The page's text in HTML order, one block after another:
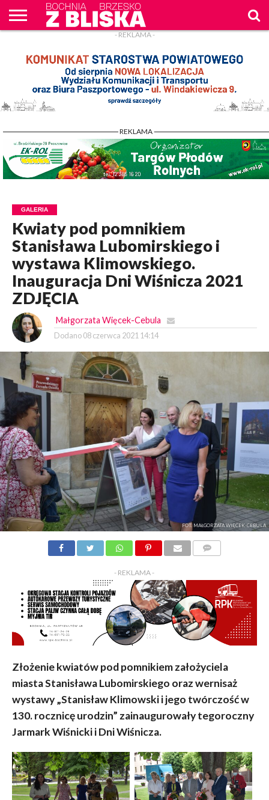
WPROST
REKLAM
- REKLAMA -
- REKLAMA -
GALERIA
Kwiaty pod pomnikiem
Stanisława Lubomirskiego i
wystawa Klimowskiego.
Inauguracja Dni Wiśnicza 2021
ZDJĘCIA
Małgorzata Więcek-Cebula
Dodano 08 czerwca 2021 14:14
FOT. MAŁGORZATA WIĘCEK-CEBULA
- REKLAMA -
Złożenie kwiatów pod pomnikiem założyciela
miasta Stanisława Lubomirskiego oraz wernisaż
wystawy „Stanisław Klimowski i jego twórczość w
130. rocznicę urodzin” zainaugurowały tegoroczny
Jarmark Wiśnicki i Dni Wiśnicza.